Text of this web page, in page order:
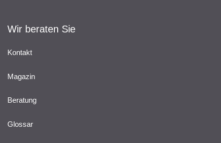
Wir beraten Sie
Kontakt
Magazin
Beratung
Glossar